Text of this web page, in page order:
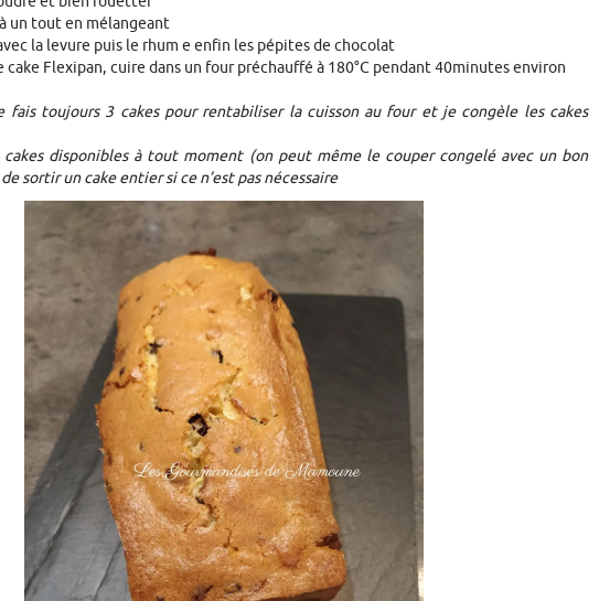
un tout en mélangeant
la levure puis le rhum e enfin les pépites de chocolat
cake Flexipan, cuire dans un four préchauffé à 180°C pendant 40minutes environ
fais toujours 3 cakes pour rentabiliser la cuisson au four et je congèle les cakes
cakes disponibles à tout moment (on peut même le couper congelé avec un bon
sortir un cake entier si ce n’est pas nécessaire